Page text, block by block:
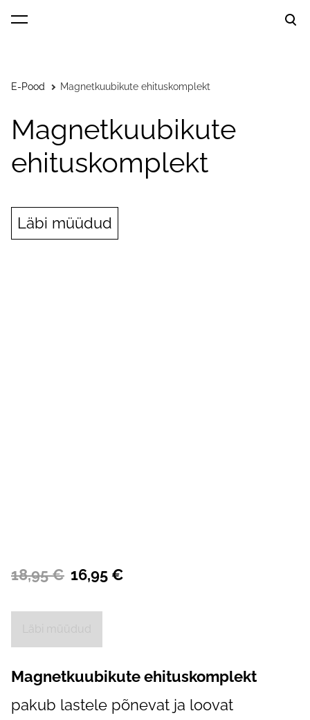
lisati ostukorvi.
E-Pood Magnetkuubikute ehituskomplekt
Magnetkuubikute
ehituskomplekt
Läbi müüdud
18,95 € 16,95 €
Magnetkuubikute ehituskomplekt
pakub lastele põnevat ja loovat